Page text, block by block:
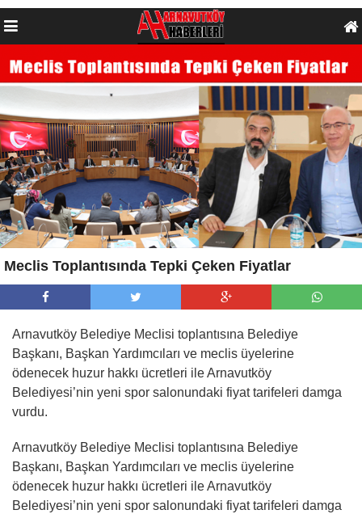
Meclis Toplantısında Tepki Çeken Fiyatlar
Arnavutköy Belediye Meclisi toplantısına Belediye
Başkanı, Başkan Yardımcıları ve meclis üyelerine
ödenecek huzur hakkı ücretleri ile Arnavutköy
Belediyesi’nin yeni spor salonundaki fiyat tarifeleri damga
vurdu.
Arnavutköy Belediye Meclisi toplantısına Belediye
Başkanı, Başkan Yardımcıları ve meclis üyelerine
ödenecek huzur hakkı ücretleri ile Arnavutköy
Belediyesi’nin yeni spor salonundaki fiyat tarifeleri damga